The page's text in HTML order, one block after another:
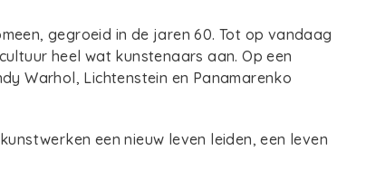
gegroeid in de jaren 60. Tot op vandaag
heel wat kunstenaars aan. Op een
Warhol, Lichtenstein en Panamarenko
een nieuw leven leiden, een leven